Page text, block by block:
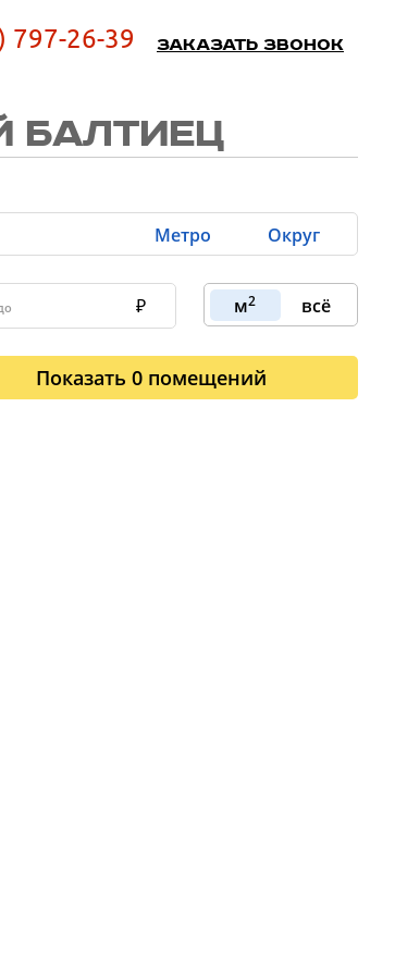
797-26-39 Заказать звонок
БАЛТИЕЦ
Метро Округ
м2 всё
Показать0 помещений